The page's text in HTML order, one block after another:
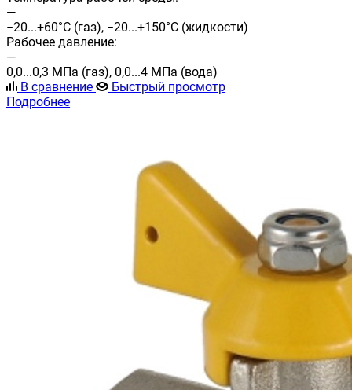
—
−20...+60°С (газ), −20...+150°С (жидкости)
Рабочее давление:
—
0,0...0,3 МПа (газ), 0,0...4 МПа (вода)
В сравнение
Быстрый просмотр
Подробнее